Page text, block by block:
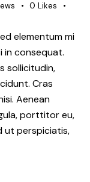
0 Likes
elementum mi
in consequat.
sollicitudin,
Cras
Aenean
porttitor eu,
ut perspiciatis,